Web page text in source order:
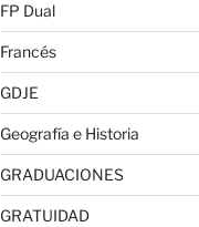
FP Dual
Francés
GDJE
Geografía e Historia
GRADUACIONES
GRATUIDAD